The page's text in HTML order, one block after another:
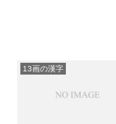
13画の漢字